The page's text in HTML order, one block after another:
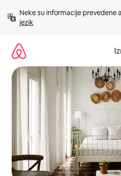
sadržaj
Neke su informacije prevedene
jezik